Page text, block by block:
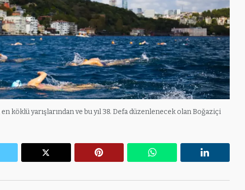
köklü yarışlarından ve bu yıl 38. Defa düzenlenecek olan Boğaziçi